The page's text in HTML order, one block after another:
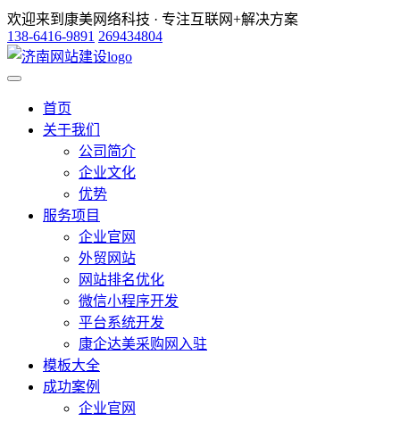
欢迎来到康美网络科技 · 专注互联网+解决方案
138-6416-9891 269434804
首页
关于我们
公司简介
企业文化
优势
服务项目
企业官网
外贸网站
网站排名优化
微信小程序开发
平台系统开发
康企达美采购网入驻
模板大全
成功案例
企业官网